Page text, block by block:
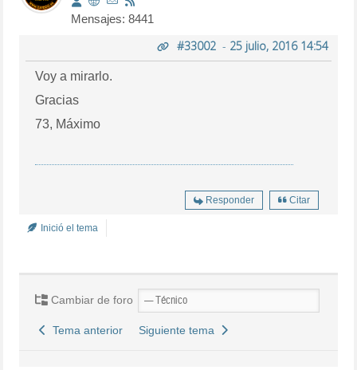
Mensajes: 8441
#33002- 25 julio, 2016 14:54
Voy a mirarlo.
Gracias
73, Máximo
Responder Citar
Inició el tema
Cambiar de foro
Tema anterior Siguiente tema